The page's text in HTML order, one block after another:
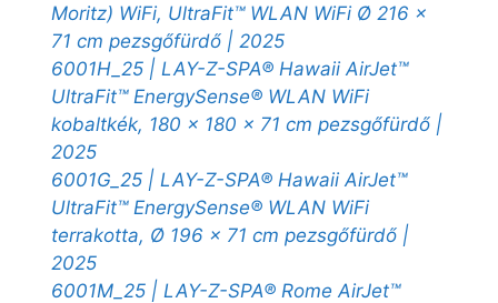
Moritz) WiFi, UltraFit™ WLAN WiFi Ø 216 x
71 cm pezsgőfürdő | 2025
6001H_25 | LAY-Z-SPA® Hawaii AirJet™
UltraFit™ EnergySense® WLAN WiFi
kobaltkék, 180 x 180 x 71 cm pezsgőfürdő |
2025
6001G_25 | LAY-Z-SPA® Hawaii AirJet™
UltraFit™ EnergySense® WLAN WiFi
terrakotta, Ø 196 x 71 cm pezsgőfürdő |
2025
6001M_25 | LAY-Z-SPA® Rome AirJet™